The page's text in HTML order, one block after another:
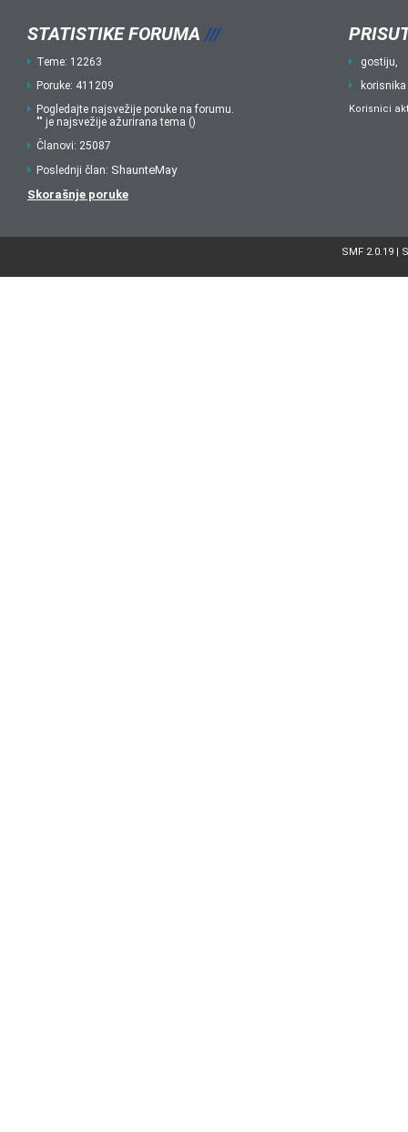
STATISTIKE FORUMA ///
Teme: 12263
Poruke: 411209
Pogledajte najsvežije poruke na forumu.
"" je najsvežije ažurirana tema ()
Članovi: 25087
Poslednji član: ShaunteMay
Skorašnje poruke
gostiju,
korisnika
Korisnici
SMF 2.0.19|